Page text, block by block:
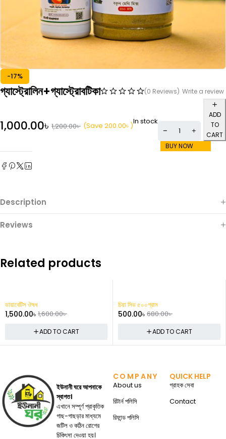
-17%
গ্যাস্ট্রোলিন+গ্যাস্ট্রোবটিকা (0 Reviews) Write a review
1,200.00৳
1,000.00৳ (Save 200.00৳ )In stock
ADD
TO
CART
BUY NOW
Description
Reviews
Related products
ডায়াবেটিস ঔষধ
1,600.00৳
1,500.00৳
ADD TO CART
-26%
চিয়া সিড ৫০০গ্রাম
680.00৳
500.00৳
ADD TO CART
ইউনানী ঘরে আপনাকে
স্বাগত।
এখানে সম্পূর্ণ প্রাকৃতিক
গাছ-গাছড়ার মাধ্যমে
জটিল ও কঠিন রোগের
চিকিৎসা দেওয়া হয়।
COMPANY
About us
রিটার্ন পলিসি
রিফান্ড পলিসি
QUICK HELP
গ্রাহক সেবা
Contact